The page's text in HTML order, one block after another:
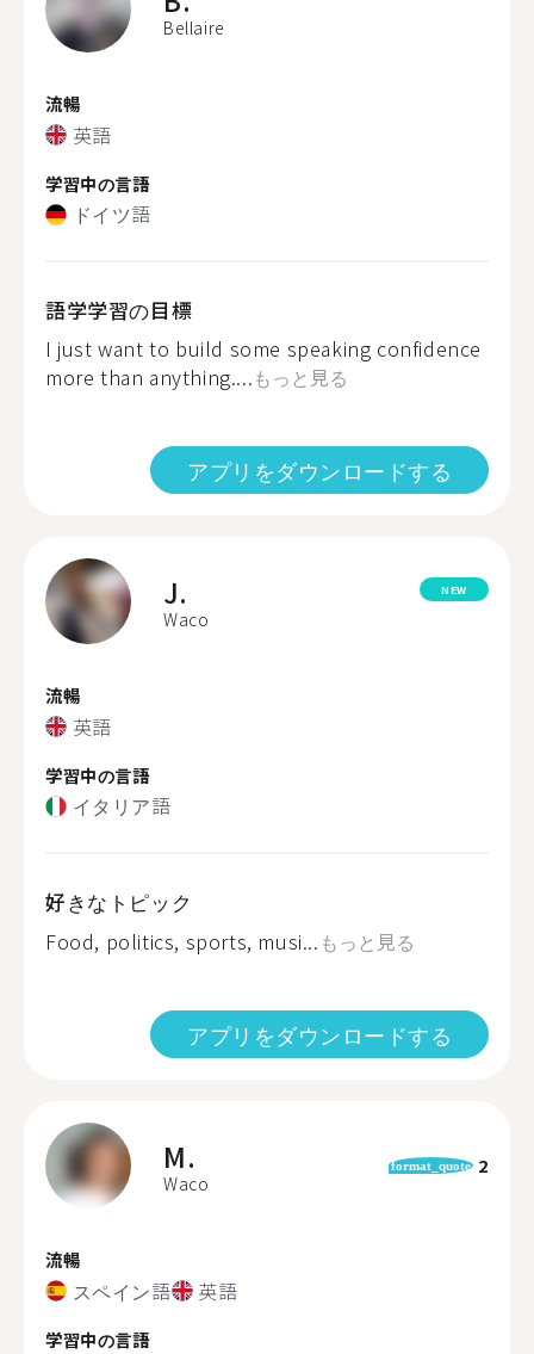
Bellaire
流暢
英語
学習中の言語
ドイツ語
語学学習の目標
I just want to build some speaking confidence
more than anything....もっと見る
アプリをダウンロードする
J.
Waco
NEW
流暢
英語
学習中の言語
イタリア語
好きなトピック
Food, politics, sports, musi... もっと見る
アプリをダウンロードする
M.
Waco
format_quote 2
流暢
スペイン語 英語
学習中の言語